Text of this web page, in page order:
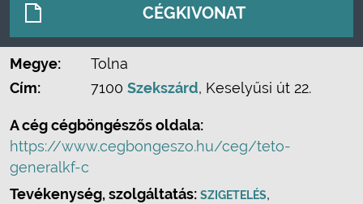
CÉGKIVONAT
Megye:
Tolna
Cím:
7100 Szekszárd, Keselyűsi út 22.
A cég cégböngészős oldala:
https://www.cegbongeszo.hu/ceg/teto-
generalkf-c
Tevékenység, szolgáltatás: SZIGETELÉS,